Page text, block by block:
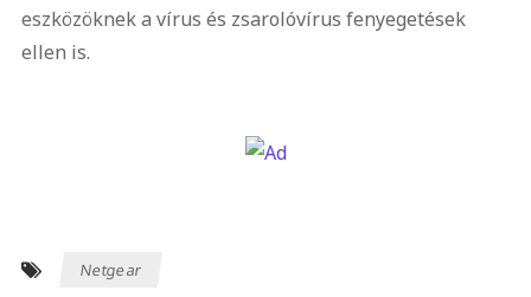
eszközöknek a vírus és zsarolóvírus fenyegetések
ellen is.
Netgear